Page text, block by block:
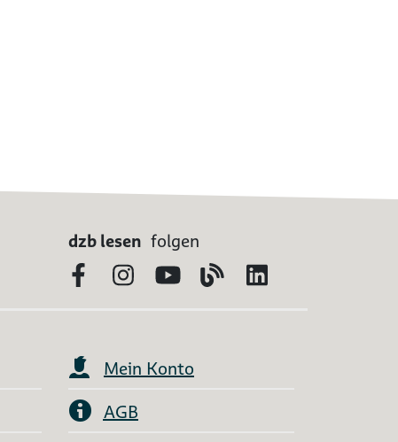
dzb lesen folgen
FacebookInstagram
YouTubeBlog
Mein Konto
AGB